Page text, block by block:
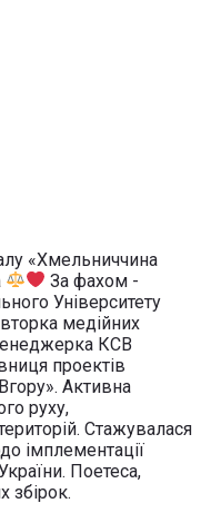
«Хмельниччина
За фахом -
Університету
медійних
КСВ
проектів
Активна
руху,
Стажувалася
імплементації
Поетеса,
збірок.